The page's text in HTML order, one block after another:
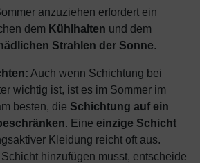
anzuziehen erfordert ein
dem Kühlhalten und dem
Strahlen der Sonne.
Auch wenn Schichtung bei
wichtig ist, ist es im Sommer im
besten, die Schichtung auf ein
. Eine einzige Schicht
Kleidung reicht oft aus.
hinzufügen musst, entscheide